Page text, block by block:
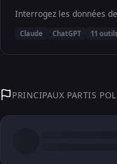
Interrogez les données
Claude ChatGPT 11 outils
PRINCIPAUX PARTIS